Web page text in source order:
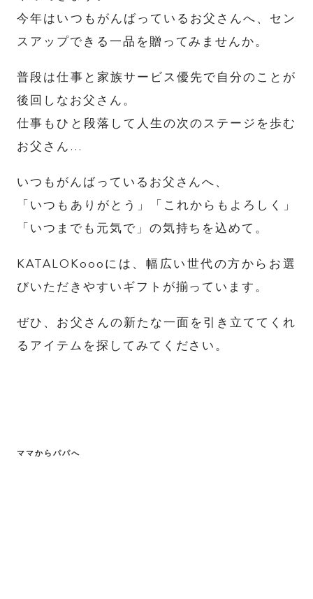
今年はいつもがんばっているお父さんへ、セン
スアップできる一品を贈ってみませんか。
普段は仕事と家族サービス優先で自分のことが
後回しなお父さん。
仕事もひと段落して人生の次のステージを歩む
お父さん…
いつもがんばっているお父さんへ、
「いつもありがとう」「これからもよろしく」
「いつまでも元気で」の気持ちを込めて。
KATALOKoooには、幅広い世代の方からお選
びいただきやすいギフトが揃っています。
ぜひ、お父さんの新たな一面を引き立ててくれ
るアイテムを探してみてください。
ママからパパへ